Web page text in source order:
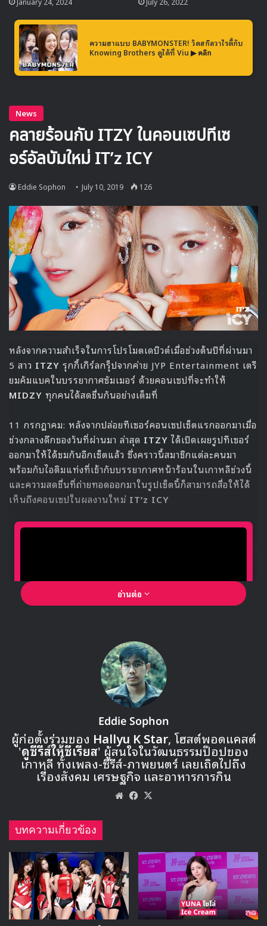
: อัพเดต 10/07/2019
ออฟฟิศเชียล CIX ปล่อยรูปคอนเซปมินิอัลบั้มแรก ‘HELLO’
Chapter 1. Hello, Stranger แบบเดี่ยวของสมาชิกคนที่ 3
: อัพเดต 09/07/2019
ออฟฟิศเชียล CIX ปล่อยรูปคอนเซปมินิอัลบั้มแรก ‘HELLO’
Chapter 1. Hello, Stranger แบบเดี่ยวของสมาชิกคนที่ 2
คือ‘ซึงฮุน‘
ความฮาแบบ BABYMONSTER! วัดสกิลวาไรตี้กับ
Knowing Brothers ดูได้ที่ Viu ▶ คลิก